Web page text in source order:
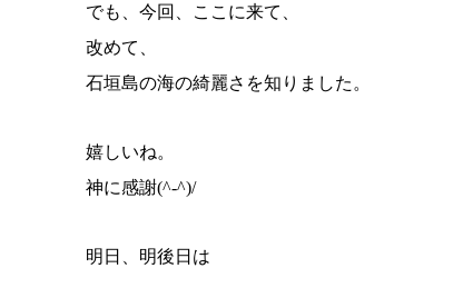
でも、今回、ここに来て、
改めて、
石垣島の海の綺麗さを知りました。
嬉しいね。
神に感謝(^-^)/
明日、明後日は